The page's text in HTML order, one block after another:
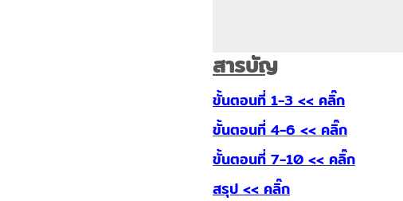
สารบัญ
ขั้นตอนที่ 1-3 << คลิ๊ก
ขั้นตอนที่ 4-6 << คลิ๊ก
ขั้นตอนที่ 7-10 << คลิ๊ก
สรุป << คลิ๊ก